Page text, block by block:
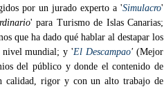
por un jurado experto a 'Simulacro'
' para Turismo de Islas Canarias;
que ha dado qué hablar al destapar los
nivel mundial; y 'El Descampao'(Mejor
del público y donde el contenido de
calidad, rigor y con un alto trabajo de